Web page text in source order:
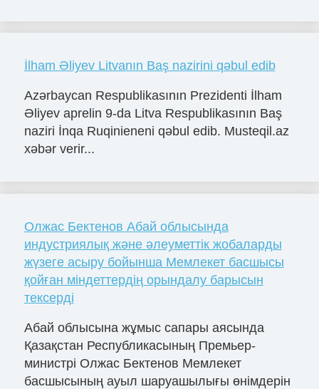
İlham Əliyev Litvanın Baş nazirini qəbul edib
Azərbaycan Respublikasının Prezidenti İlham
Əliyev aprelin 9-da Litva Respublikasının Baş
naziri İnqa Ruqinieneni qəbul edib. Musteqil.az
xəbər verir...
Олжас Бектенов Абай облысында
индустриялық және әлеуметтік жобаларды
жүзеге асыру бойынша Мемлекет басшысы
қойған міндеттердің орындалу барысын
тексерді
Абай облысына жұмыс сапары аясында
Қазақстан Республикасының Премьер-
министрі Олжас Бектенов Мемлекет
басшысының ауыл шаруашылығы өнімдерін